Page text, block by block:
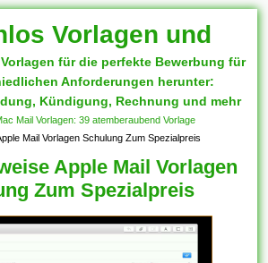
Vorlagen und
Muster
für die perfekte Bewerbung für
Anforderungen herunter:
Kündigung, Rechnung und mehr
Mail Vorlagen: 39 atemberaubend Vorlage
Mail Vorlagen Schulung Zum Spezialpreis
Apple Mail Vorlagen
Zum Spezialpreis